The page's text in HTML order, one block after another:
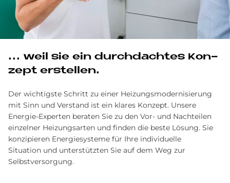
... weil sie ein durch­dach­tes Kon­
ze­pt er­stel­len.
Der wichtigste Schritt zu einer Heizungsmodernisierung
mit Sinn und Verstand ist ein klares Konzept. Unsere
Energie-Experten beraten Sie zu den Vor- und Nachteilen
einzelner Heizungsarten und finden die beste Lösung. Sie
konzipieren Energie­systeme für Ihre individuelle
Situation und unterstützten Sie auf dem Weg zur
Selbstversorgung.